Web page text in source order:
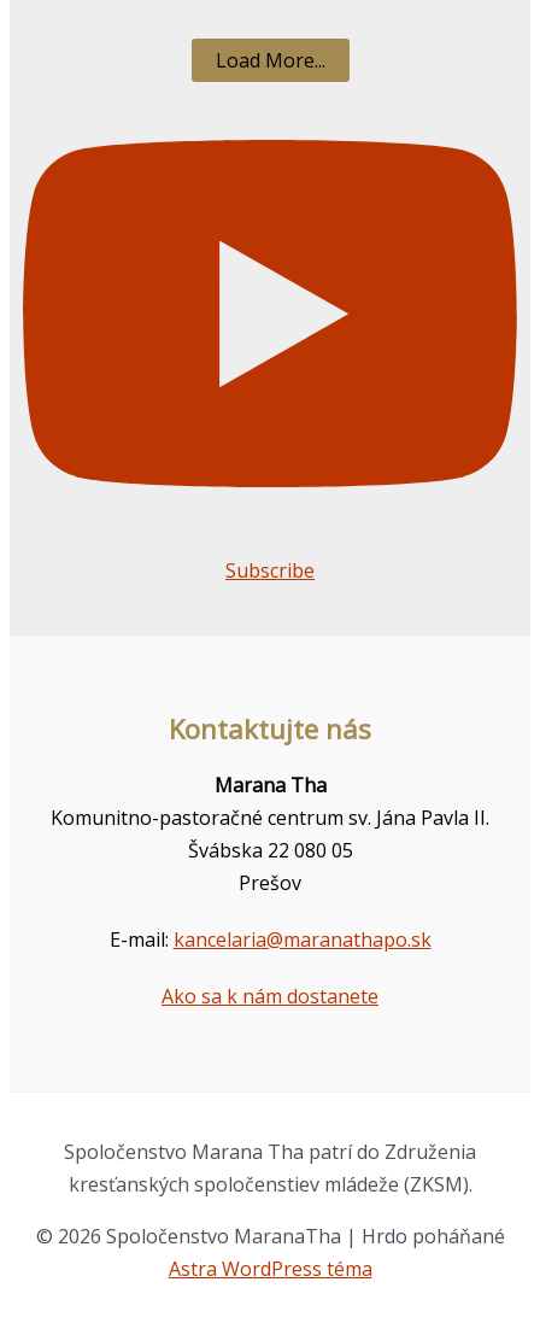
Load More...
Subscribe
Kontaktujte nás
Marana Tha
Komunitno-pastoračné centrum sv. Jána Pavla II.
Švábska 22 080 05
Prešov
E-mail: kancelaria@maranathapo.sk
Ako sa k nám dostanete
Spoločenstvo Marana Tha patrí do Združenia
kresťanských spoločenstiev mládeže (ZKSM).
© 2026 Spoločenstvo MaranaTha | Hrdo poháňané
Astra WordPress téma